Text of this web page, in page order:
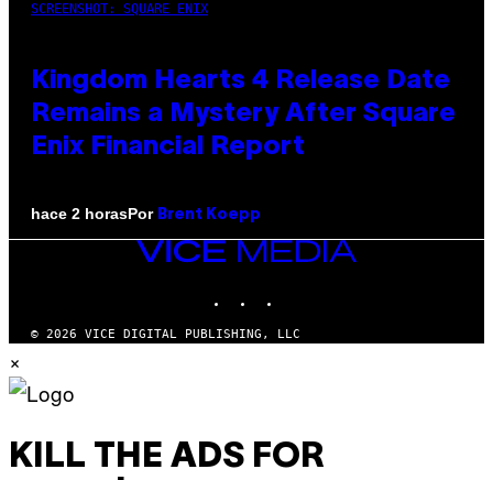
SCREENSHOT: SQUARE ENIX
Kingdom Hearts 4 Release Date
Remains a Mystery After Square
Enix Financial Report
hace 2 horasPor Brent Koepp
VICE
MEDIA
© 2026 VICE DIGITAL PUBLISHING, LLC
×
KILL THE ADS FOR